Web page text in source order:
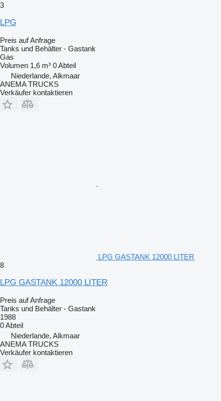
3
LPG
Preis auf Anfrage
Tanks und Behälter - Gastank
Gas
Volumen 1,6 m³ 0 Abteil
Niederlande, Alkmaar
ANEMA TRUCKS
Verkäufer kontaktieren
LPG GASTANK 12000 LITER
8
LPG GASTANK 12000 LITER
Preis auf Anfrage
Tanks und Behälter - Gastank
1988
0 Abteil
Niederlande, Alkmaar
ANEMA TRUCKS
Verkäufer kontaktieren